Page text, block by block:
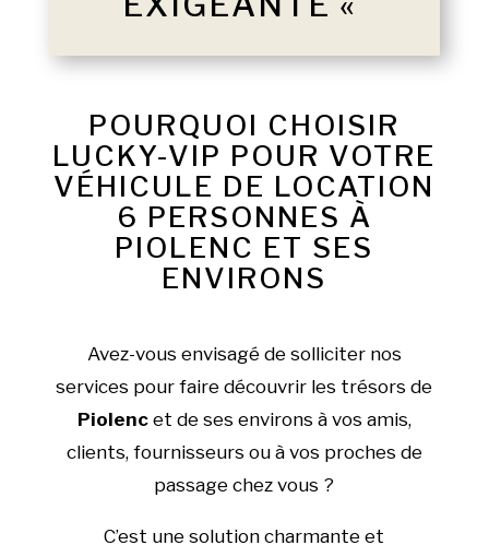
POURQUOI CHOISIR
LUCKY-VIP POUR VOTRE
VÉHICULE DE LOCATION
6 PERSONNES À
PIOLENC ET SES
ENVIRONS
Avez-vous envisagé de solliciter nos
services pour faire découvrir les trésors de
Piolencet de ses environs à vos amis,
clients, fournisseurs ou à vos proches de
passage chez vous ?
C’est une solution charmante et